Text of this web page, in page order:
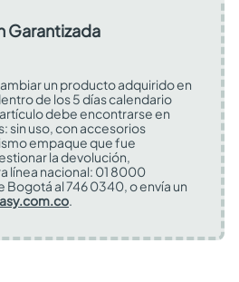
Garantizada
un producto adquirido en
de los 5 días calendario
debe encontrarse en
sin uso, con accesorios
empaque que fue
la devolución,
línea nacional: 01 8000
Bogotá al 746 0340, o envía un
.